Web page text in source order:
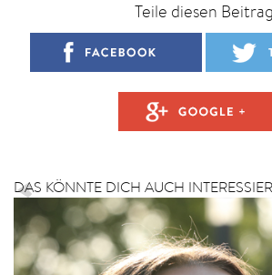
Teile diesen Beitrag
DAS KÖNNTE DICH AUCH